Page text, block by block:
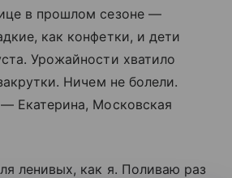
в прошлом сезоне —
как конфетки, и дети
Урожайности хватило
Ничем не болели.
Екатерина, Московская
ленивых, как я. Поливаю раз